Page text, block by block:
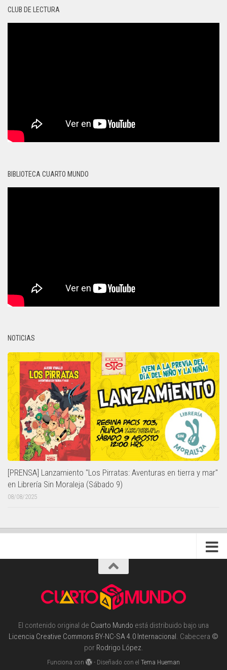
CLUB DE LECTURA
BIBLIOTECA CUARTO MUNDO
NOTICIAS
[PRENSA] Lanzamiento "Los Pirratas: Aventuras en tierra y mar"
en Librería Sin Moraleja (Sábado 9)
08/08/2025
El contenido original de Cuarto Mundo está distribuido bajo una
Licencia Creative Commons BY-NC-SA 4.0 Internacional. Cabecera ©
por Rodrigo López.
Funciona con - Diseñado con elTema Hueman